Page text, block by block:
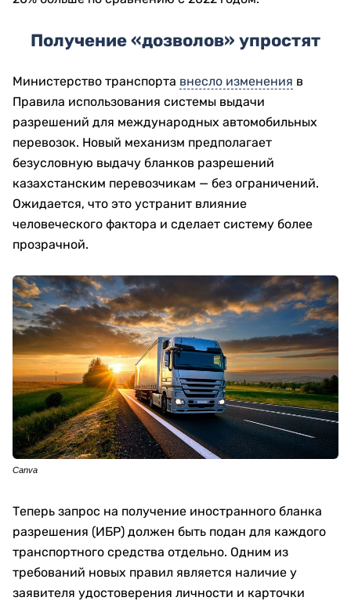
Получение «дозволов» упростят
Министерство транспорта внесло изменения в
Правила использования системы выдачи
разрешений для международных автомобильных
перевозок. Новый механизм предполагает
безусловную выдачу бланков разрешений
казахстанским перевозчикам — без ограничений.
Ожидается, что это устранит влияние
человеческого фактора и сделает систему более
прозрачной.
Canva
Теперь запрос на получение иностранного бланка
разрешения (ИБР) должен быть подан для каждого
транспортного средства отдельно. Одним из
требований новых правил является наличие у
заявителя удостоверения личности и карточки